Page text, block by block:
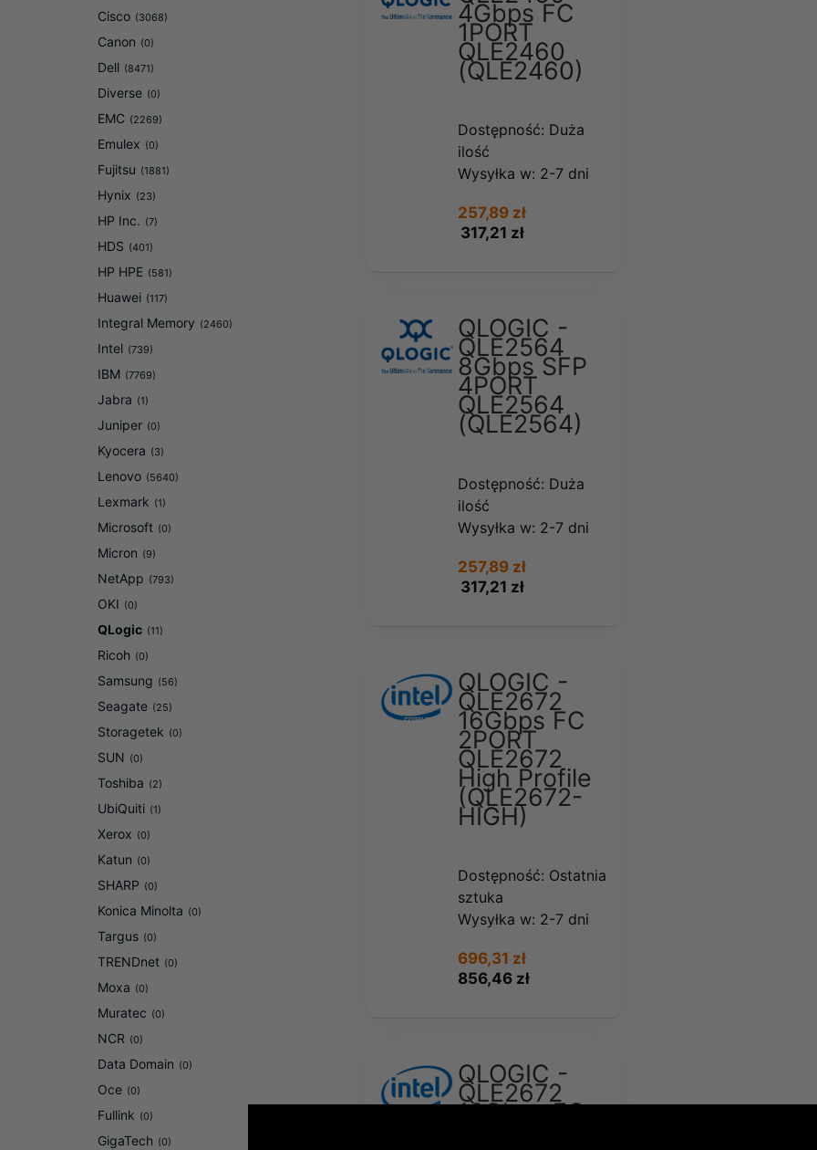
Cisco (3068)
Canon (0)
Dell (8471)
Diverse (0)
EMC (2269)
Emulex (0)
Fujitsu (1881)
Hynix (23)
HP Inc. (7)
HDS (401)
HP HPE (581)
Huawei (117)
Integral Memory (2460)
Intel (739)
IBM (7769)
Jabra (1)
Juniper (0)
Kyocera (3)
Lenovo (5640)
Lexmark (1)
Microsoft (0)
Micron (9)
NetApp (793)
OKI (0)
QLogic (11)
Ricoh (0)
Samsung (56)
Seagate (25)
Storagetek (0)
SUN (0)
Toshiba (2)
UbiQuiti (1)
Xerox (0)
Katun (0)
SHARP (0)
Konica Minolta (0)
Targus (0)
TRENDnet (0)
Moxa (0)
Muratec (0)
NCR (0)
Data Domain (0)
Oce (0)
Fullink (0)
GigaTech (0)
4Gbps FC
1PORT
QLE2460
(QLE2460)
Dostępność: Duża
ilość
Wysyłka w: 2-7 dni
317,21 zł
257,89 zł
QLOGIC -
QLE2564
8Gbps SFP
4PORT
QLE2564
(QLE2564)
Dostępność: Duża
ilość
Wysyłka w: 2-7 dni
317,21 zł
257,89 zł
QLOGIC -
QLE2672
16Gbps FC
2PORT
QLE2672
High Profile
(QLE2672-
HIGH)
Dostępność: Ostatnia
sztuka
Wysyłka w: 2-7 dni
856,46 zł
696,31 zł
QLOGIC -
QLE2672
16Gbps FC